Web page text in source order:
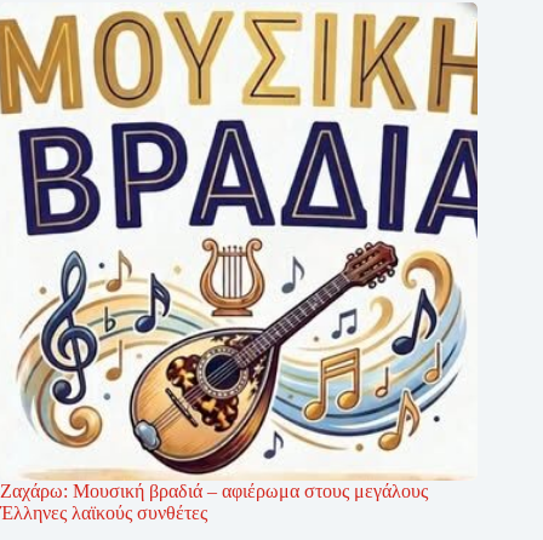
Ζαχάρω: Μουσική βραδιά – αφιέρωμα στους μεγάλους
Έλληνες λαϊκούς συνθέτες